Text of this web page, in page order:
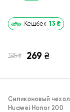
Кешбек 13 ₴
385 ₴ 269 ₴
Силиконовый чехол
Huawei Honor 200